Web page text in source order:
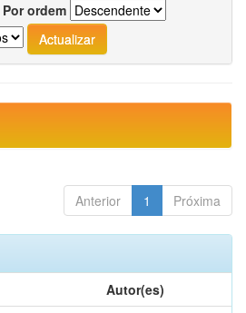
Por ordem
Anterior 1 Próxima
Autor(es)